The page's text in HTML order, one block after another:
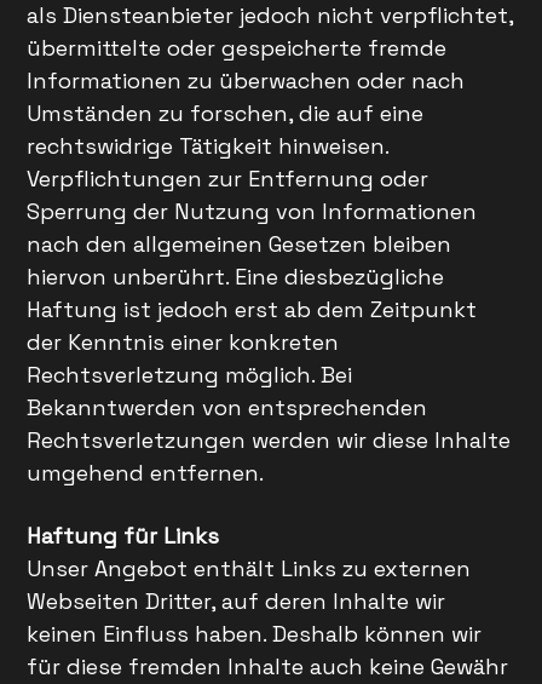
als Diensteanbieter jedoch nicht verpflichtet,
übermittelte oder gespeicherte fremde
Informationen zu überwachen oder nach
Umständen zu forschen, die auf eine
rechtswidrige Tätigkeit hinweisen.
Verpflichtungen zur Entfernung oder
Sperrung der Nutzung von Informationen
nach den allgemeinen Gesetzen bleiben
hiervon unberührt. Eine diesbezügliche
Haftung ist jedoch erst ab dem Zeitpunkt
der Kenntnis einer konkreten
Rechtsverletzung möglich. Bei
Bekanntwerden von entsprechenden
Rechtsverletzungen werden wir diese Inhalte
umgehend entfernen.
Haftung für Links
Unser Angebot enthält Links zu externen
Webseiten Dritter, auf deren Inhalte wir
keinen Einfluss haben. Deshalb können wir
für diese fremden Inhalte auch keine Gewähr